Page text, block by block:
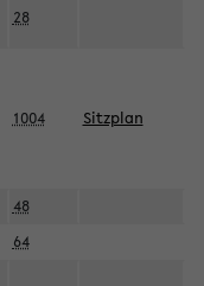
28
1004 Sitzplan
48
64